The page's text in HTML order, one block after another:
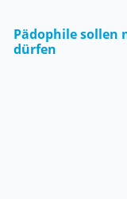
Pädophile sollen
dürfen